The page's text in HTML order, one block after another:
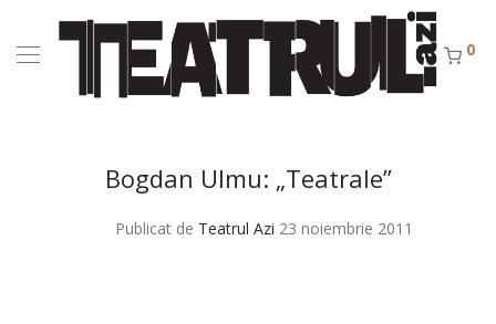
0
Bogdan Ulmu: „Teatrale”
Publicat de Teatrul Azi 23 noiembrie 2011